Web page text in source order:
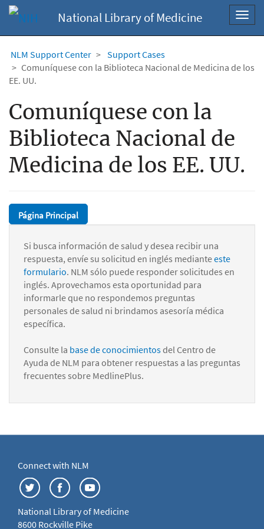
National Library of Medicine
NLM Support Center
Support Cases
Comuníquese con la Biblioteca Nacional de Medicina de los
EE. UU.
Comuníquese con la
Biblioteca Nacional de
Medicina de los EE. UU.
Página Principal
Si busca información de salud y desea recibir una
respuesta, envíe su solicitud en inglés medianteeste
formulario. NLM sólo puede responder solicitudes en
inglés. Aprovechamos esta oportunidad para
informarle que no respondemos preguntas
personales de salud ni brindamos asesoría médica
específica.
Consulte la base de conocimientosdel Centro de
Ayuda de NLM para obtener respuestas a las preguntas
frecuentes sobre MedlinePlus.
Connect with NLM
National Library of Medicine
8600 Rockville Pike